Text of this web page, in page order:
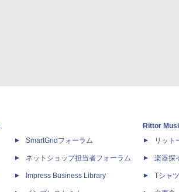
SmartGridフォーラム
ネットショップ担当者フォーラム
Impress Business Library
Rittor
リット
楽器探
Tシャ